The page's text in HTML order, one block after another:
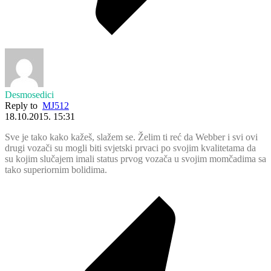
Desmosedici
Reply to MJ512
18.10.2015. 15:31
Sve je tako kako kažeš, slažem se. Želim ti reć da Webber i svi ovi
drugi vozači su mogli biti svjetski prvaci po svojim kvalitetama da
su kojim slučajem imali status prvog vozača u svojim momčadima sa
tako superiornim bolidima.